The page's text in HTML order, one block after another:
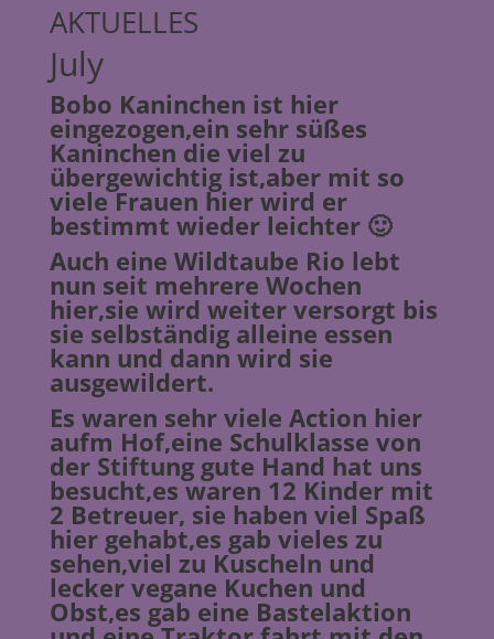
AKTUELLES
July
Bobo Kaninchen ist hier
eingezogen,ein sehr süßes
Kaninchen die viel zu
übergewichtig ist,aber mit so
viele Frauen hier wird er
bestimmt wieder leichter 🙂
Auch eine Wildtaube Rio lebt
nun seit mehrere Wochen
hier,sie wird weiter versorgt bis
sie selbständig alleine essen
kann und dann wird sie
ausgewildert.
Es waren sehr viele Action hier
aufm Hof,eine Schulklasse von
der Stiftung gute Hand hat uns
besucht,es waren 12 Kinder mit
2 Betreuer, sie haben viel Spaß
hier gehabt,es gab vieles zu
sehen,viel zu Kuscheln und
lecker vegane Kuchen und
Obst,es gab eine Bastelaktion